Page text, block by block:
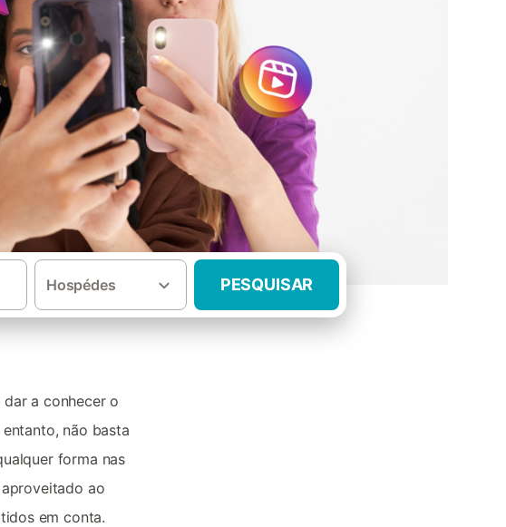
Hospédes PESQUISAR
a conhecer o
não basta
forma nas
ao
em conta.